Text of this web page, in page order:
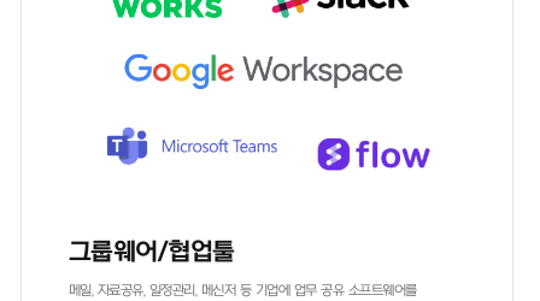
그룹웨어/협업툴
메일, 자료공유, 일정관리, 메신저 등 기업에 업무 공유 소프트웨어를